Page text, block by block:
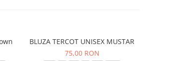
BLUZA TERCOT UNISEX MUSTAR
75,00 RON